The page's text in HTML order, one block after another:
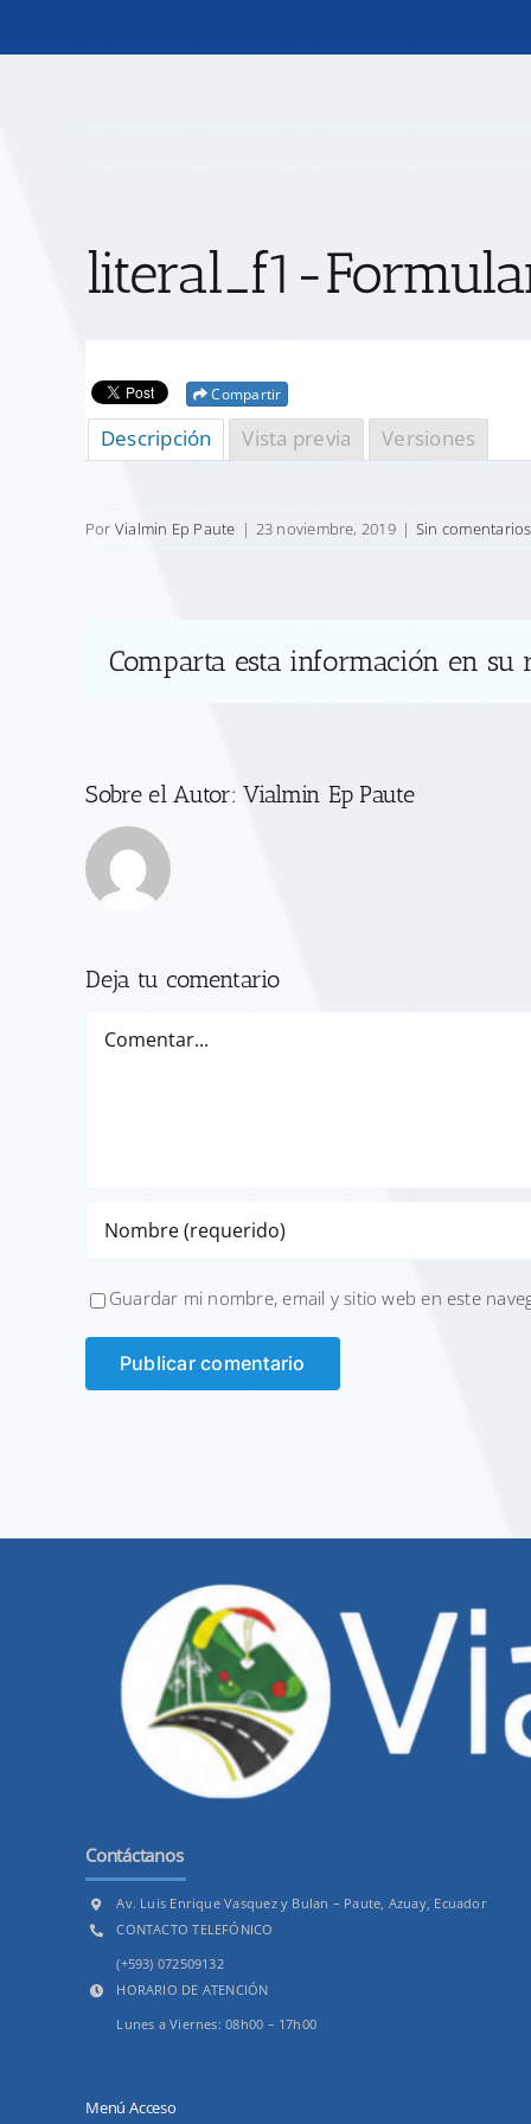
literal_f1-
Compartir
Descripción Vista previa Versiones
Por Vialmin Ep Paute | 23 noviembre, 2019 | Sin comentarios
Comparta esta información en su
Sobre el Autor:Vialmin Ep Paute
Deja tu comentario
Guardar mi nombre, email y sitio web en este
Contáctanos
Av. Luis Enrique Vasquez y Bulan – Paute, Azuay, Ecuador
CONTACTO TELEFÓNICO
(+593) 072509132
HORARIO DE ATENCIÓN
Lunes a Viernes: 08h00 – 17h00
Menú Acceso